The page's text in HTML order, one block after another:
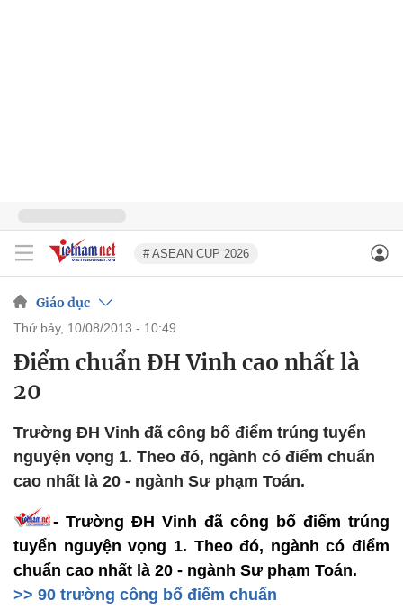
# ASEAN CUP 2026
Giáo dục
thứ bảy, 10/08/2013 - 10:49
Điểm chuẩn ĐH Vinh cao nhất là
20
Trường ĐH Vinh đã công bố điểm trúng tuyển
nguyện vọng 1. Theo đó, ngành có điểm chuẩn
cao nhất là 20 - ngành Sư phạm Toán.
- Trường ĐH Vinh đã công bố điểm trúng
tuyển nguyện vọng 1. Theo đó, ngành có điểm
chuẩn cao nhất là 20 - ngành Sư phạm Toán.
>> 90 trường công bố điểm chuẩn